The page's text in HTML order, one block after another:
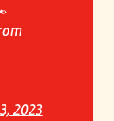
2023